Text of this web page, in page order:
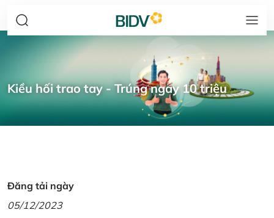
Kiều hối trao tay - Trúng ngay 10 triệu
Đăng tải ngày
05/12/2023